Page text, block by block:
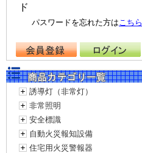
ド
パスワードを忘れた方はこちら
誘導灯（非常灯）
非常照明
安全標識
自動火災報知設備
住宅用火災警報器